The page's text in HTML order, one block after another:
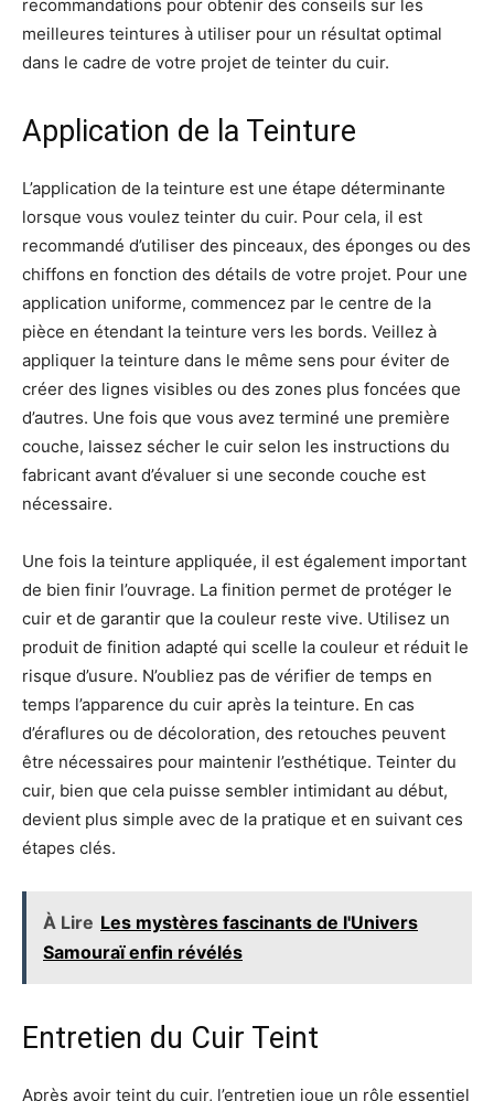
recommandations pour obtenir des conseils sur les
meilleures teintures à utiliser pour un résultat optimal
dans le cadre de votre projet de teinter du cuir.
Application de la Teinture
L’application de la teinture est une étape déterminante
lorsque vous voulez teinter du cuir. Pour cela, il est
recommandé d’utiliser des pinceaux, des éponges ou des
chiffons en fonction des détails de votre projet. Pour une
application uniforme, commencez par le centre de la
pièce en étendant la teinture vers les bords. Veillez à
appliquer la teinture dans le même sens pour éviter de
créer des lignes visibles ou des zones plus foncées que
d’autres. Une fois que vous avez terminé une première
couche, laissez sécher le cuir selon les instructions du
fabricant avant d’évaluer si une seconde couche est
nécessaire.
Une fois la teinture appliquée, il est également important
de bien finir l’ouvrage. La finition permet de protéger le
cuir et de garantir que la couleur reste vive. Utilisez un
produit de finition adapté qui scelle la couleur et réduit le
risque d’usure. N’oubliez pas de vérifier de temps en
temps l’apparence du cuir après la teinture. En cas
d’éraflures ou de décoloration, des retouches peuvent
être nécessaires pour maintenir l’esthétique. Teinter du
cuir, bien que cela puisse sembler intimidant au début,
devient plus simple avec de la pratique et en suivant ces
étapes clés.
À Lire Les mystères fascinants de l'Univers
Samouraï enfin révélés
Entretien du Cuir Teint
Après avoir teint du cuir, l’entretien joue un rôle essentiel